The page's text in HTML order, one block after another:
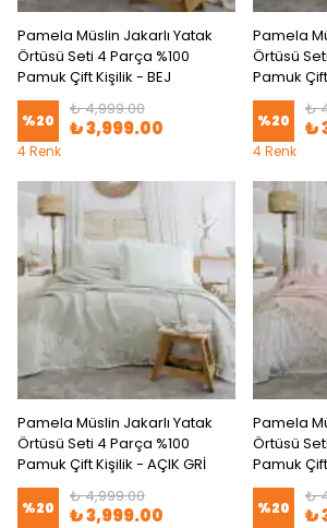
Pamela Müslin Jakarlı Yatak
Örtüsü Seti 4 Parça %100
Pamuk Çift Kişilik - BEJ
%20
₺ 4,999.00
₺ 3,999.00
4 Renk
Pamela
Örtüsü
Pamuk
%20
₺
₺
4 Renk
Pamela Müslin Jakarlı Yatak
Örtüsü Seti 4 Parça %100
Pamuk Çift Kişilik - AÇIK GRİ
%20
₺ 4,999.00
₺ 3,999.00
Pamela
Örtüsü
Pamuk
%20
₺
₺